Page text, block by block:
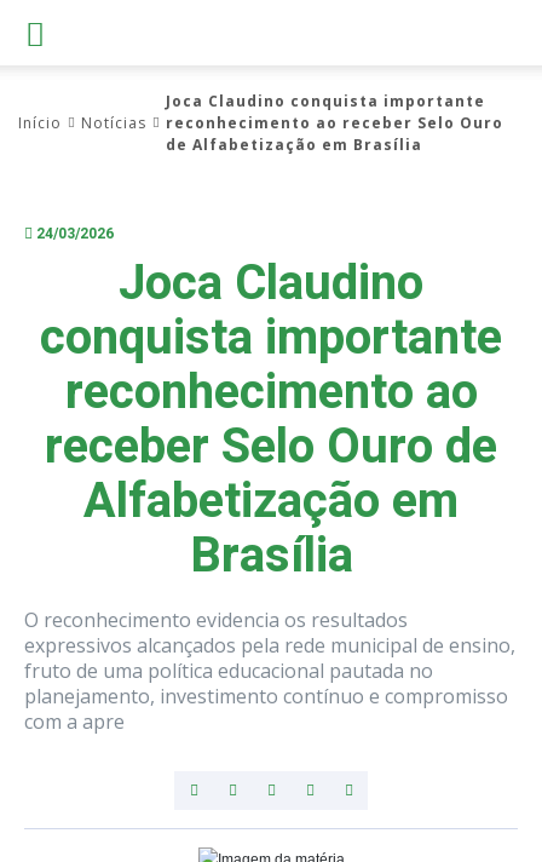
Início Notícias
Joca Claudino conquista importante
reconhecimento ao receber Selo Ouro
de Alfabetização em Brasília
24/03/2026
Joca Claudino
conquista importante
reconhecimento ao
receber Selo Ouro de
Alfabetização em
Brasília
O reconhecimento evidencia os resultados
expressivos alcançados pela rede municipal de ensino,
fruto de uma política educacional pautada no
planejamento, investimento contínuo e compromisso
com a apre